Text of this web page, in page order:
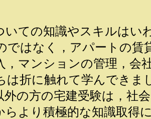
ての知識やスキルはい
ではなく，アパートの賃
，マンションの管理，会
は折に触れて学んできま
外の方の宅建受験は，社
らより積極的な知識取得